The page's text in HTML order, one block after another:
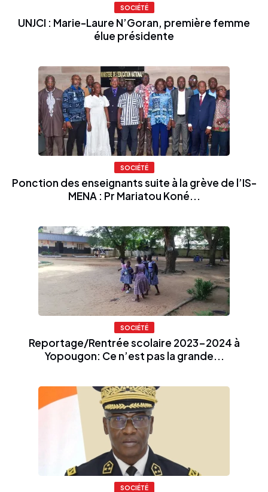
SOCIÉTÉ
UNJCI : Marie-Laure N’Goran, première femme
élue présidente
SOCIÉTÉ
Ponction des enseignants suite à la grève de l’IS-
MENA : Pr Mariatou Koné...
SOCIÉTÉ
Reportage/Rentrée scolaire 2023-2024 à
Yopougon: Ce n’est pas la grande...
SOCIÉTÉ